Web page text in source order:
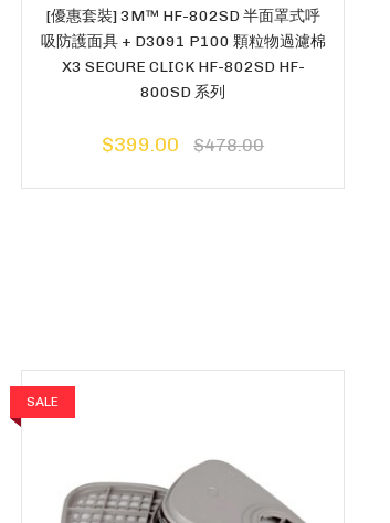
[優惠套裝] 3M™ HF-802SD 半面罩式呼
吸防護面具 + D3091 P100 顆粒物過濾棉
X3 SECURE CLICK HF-802SD HF-
800SD 系列
$399.00 $478.00
SALE